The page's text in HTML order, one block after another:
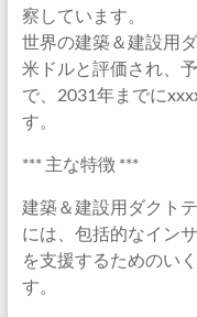
察しています。
世界の建築＆建設用
米ドルと評価され、
で、2031年までに
す。
*** 主な特徴 ***
建築＆建設用ダクト
には、包括的なイン
を支援するためのい
す。